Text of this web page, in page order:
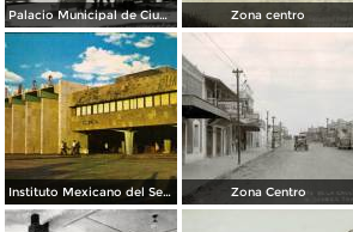
Palacio Municipal de Ciudad Mante Zona centro
Instituto Mexicano del Seguro Social Zona Centro